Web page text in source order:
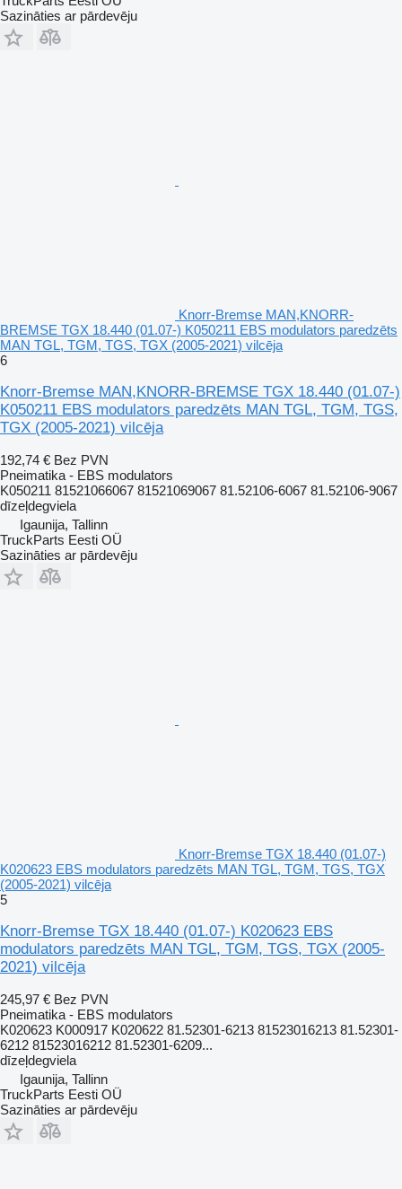
Sazināties ar pārdevēju
Knorr-Bremse MAN,KNORR-
BREMSE TGX 18.440 (01.07-) K050211 EBS modulators paredzēts
MAN TGL, TGM, TGS, TGX (2005-2021) vilcēja
6
Knorr-Bremse MAN,KNORR-BREMSE TGX 18.440 (01.07-)
K050211 EBS modulators paredzēts MAN TGL, TGM, TGS,
TGX (2005-2021) vilcēja
192,74 € Bez PVN
Pneimatika - EBS modulators
K050211 81521066067 81521069067 81.52106-6067 81.52106-9067
dīzeļdegviela
Igaunija, Tallinn
TruckParts Eesti OÜ
Sazināties ar pārdevēju
Knorr-Bremse TGX 18.440 (01.07-)
K020623 EBS modulators paredzēts MAN TGL, TGM, TGS, TGX
(2005-2021) vilcēja
5
Knorr-Bremse TGX 18.440 (01.07-) K020623 EBS
modulators paredzēts MAN TGL, TGM, TGS, TGX (2005-
2021) vilcēja
245,97 € Bez PVN
Pneimatika - EBS modulators
K020623 K000917 K020622 81.52301-6213 81523016213 81.52301-
6212 81523016212 81.52301-6209...
dīzeļdegviela
Igaunija, Tallinn
TruckParts Eesti OÜ
Sazināties ar pārdevēju